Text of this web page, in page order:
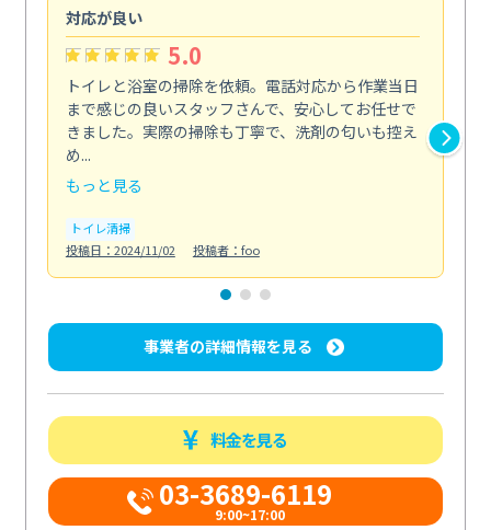
対応が良い
5.0
トイレと浴室の掃除を依頼。電話対応から作業当日
まで感じの良いスタッフさんで、安心してお任せで
きました。実際の掃除も丁寧で、洗剤の匂いも控え
め...
もっと見る
トイレ清掃
投稿日：2024/11/02
投稿者：foo
事業者の詳細情報を見る
料金を見る
03-3689-6119
9:00~17:00